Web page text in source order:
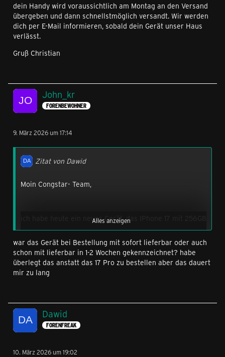
dein Handy wird voraussichtlich am Montag an den Versand
übergeben und dann schnellstmöglich versandt. Wir werden
dich per E-Mail informieren, sobald dein Gerät unser Haus
verlässt.
Gruß Christian
John_kr
FORENBEWOHNER
9. März 2026 um 17:14
Zitat von Dawid
Moin Congstar- Team,
ich habe heute ein neues Gerät, das IPhone 17 mit 256GB
in Weiß bei euch bestellt.
Der Bestellstatus ist überraschend von
Auftragsverarbeitung auf Versandvorbereitung
Wann kann ich ungefähr mit der Lieferung des Geräts
Alles anzeigen
war das Gerät bei Bestellung mit sofort lieferbar oder auch
schon mit lieferbar in 1-2 Wochen gekennzeichnet? habe
überlegt das anstatt das 17 Pro zu bestellen aber das dauert
mir zu lang
Dawid
FORENFREAK
10. März 2026 um 19:02